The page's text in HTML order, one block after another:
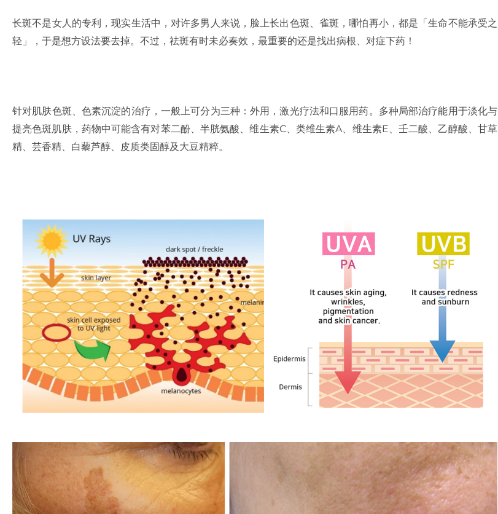
长斑不是女人的专利，现实生活中，对许多男人来说，脸上长出色斑、雀斑，哪怕再小，都是「生命不能承受之
轻」，于是想方设法要去掉。不过，祛斑有时未必奏效，最重要的还是找出病根、对症下药！
针对肌肤色斑、色素沉淀的治疗，一般上可分为三种：外用，激光疗法和口服用药。多种局部治疗能用于淡化与
提亮色斑肌肤，药物中可能含有对苯二酚、半胱氨酸、维生素C、类维生素A、维生素E、壬二酸、乙醇酸、甘草
精、芸香精、白藜芦醇、皮质类固醇及大豆精粹。